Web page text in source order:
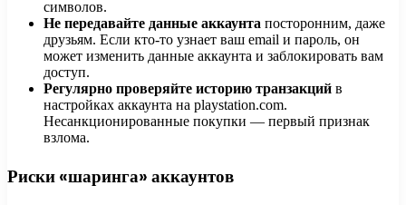
символов.
Не передавайте данные аккаунта посторонним, даже
друзьям. Если кто-то узнает ваш email и пароль, он
может изменить данные аккаунта и заблокировать вам
доступ.
Регулярно проверяйте историю транзакций в
настройках аккаунта на playstation.com.
Несанкционированные покупки — первый признак
взлома.
Риски «шаринга» аккаунтов